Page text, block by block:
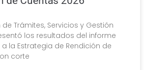
Trámites, Servicios y Gestión
los resultados del informe
la Estrategia de Rendición de
corte